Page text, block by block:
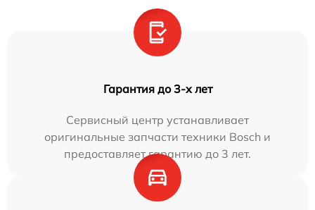
Гарантия до 3-х лет
Сервисный центр устанавливает
оригинальные запчасти техники Bosch и
предоставляет гарантию до 3 лет.